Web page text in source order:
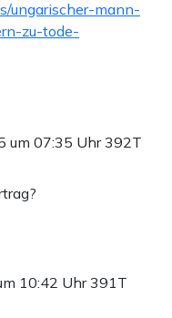
ungarischer-mann-
zu-tode-
um 07:35 Uhr392T
10:42 Uhr391T